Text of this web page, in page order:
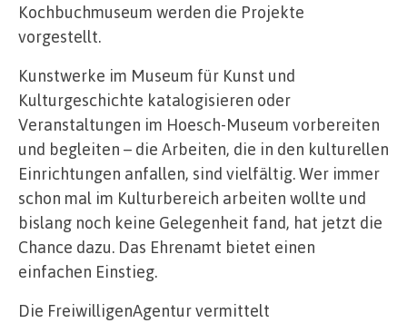
Kochbuchmuseum werden die Projekte
vorgestellt.
Kunstwerke im Museum für Kunst und
Kulturgeschichte katalogisieren oder
Veranstaltungen im Hoesch-Museum vorbereiten
und begleiten – die Arbeiten, die in den kulturellen
Einrichtungen anfallen, sind vielfältig. Wer immer
schon mal im Kulturbereich arbeiten wollte und
bislang noch keine Gelegenheit fand, hat jetzt die
Chance dazu. Das Ehrenamt bietet einen
einfachen Einstieg.
Die FreiwilligenAgentur vermittelt